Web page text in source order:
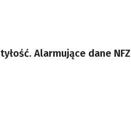
Alarmujące dane NFZ